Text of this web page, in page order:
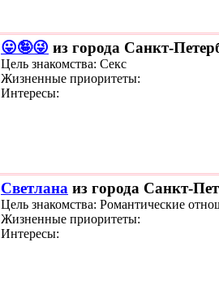
😛🤪😜 из города Санкт-
Цель знакомства: Секс
Жизненные приоритеты:
Интересы:
Светлана из города Санкт-
Цель знакомства: Романтические
Жизненные приоритеты:
Интересы: